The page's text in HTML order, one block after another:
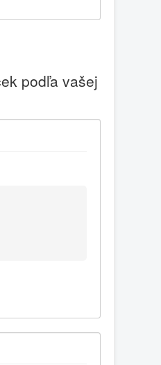
podľa vašej